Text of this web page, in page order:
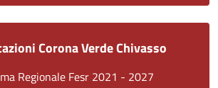
Corona Verde Chivasso
Regionale Fesr 2021 - 2027